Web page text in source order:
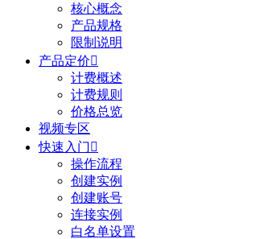
核心概念
产品规格
限制说明
产品定价
计费概述
计费规则
价格总览
视频专区
快速入门 
操作流程
创建实例
创建账号
连接实例
白名单设置